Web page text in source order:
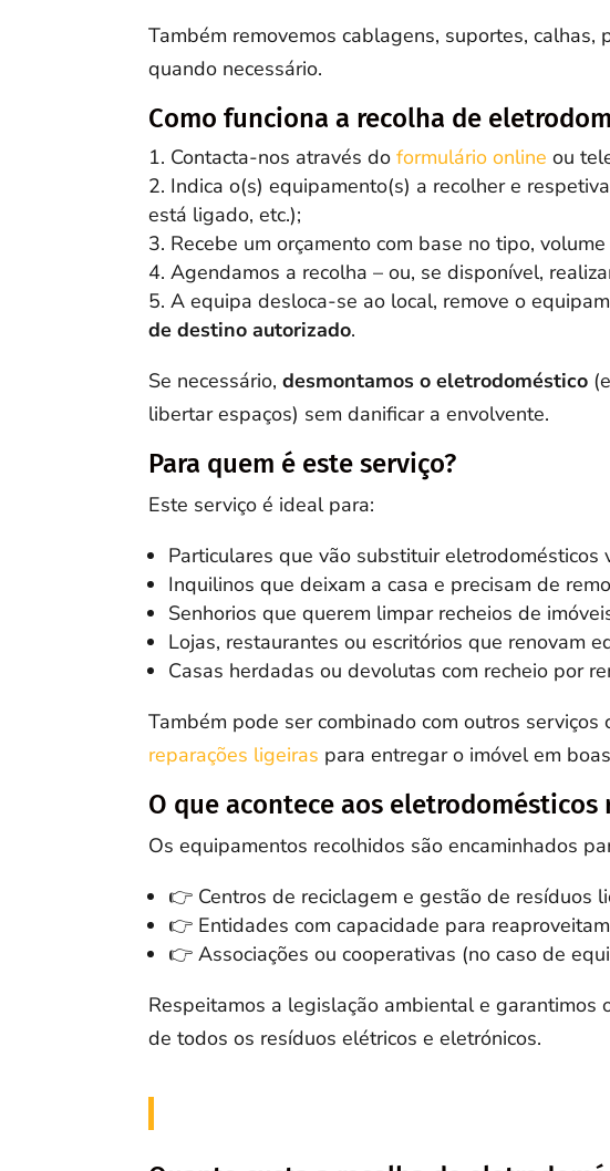
Também removemos cablagens, suportes, calhas,
quando necessário.
Como funciona a recolha de
Contacta-nos através doformulário online ou
Indica o(s) equipamento(s) a recolher e
está ligado, etc.);
Recebe um orçamento com base no tipo,
Agendamos a recolha – ou, se disponível,
A equipa desloca-se ao local, remove o
de destino autorizado.
Se necessário,desmontamos o eletrodoméstico
libertar espaços) sem danificar a envolvente.
Para quem é este serviço?
Este serviço é ideal para:
Particulares que vão substituir eletrodomésticos
Inquilinos que deixam a casa e precisam de
Senhorios que querem limpar recheios de
Lojas, restaurantes ou escritórios que renovam
Casas herdadas ou devolutas com recheio por
Também pode ser combinado com outros serviços
reparações ligeiras para entregar o imóvel em
O que acontece aos eletrodomésticos
Os equipamentos recolhidos são encaminhados
👉 Centros de reciclagem e gestão de resíduos
👉 Entidades com capacidade para
👉 Associações ou cooperativas (no caso de
Respeitamos a legislação ambiental e garantimos
de todos os resíduos elétricos e eletrónicos.